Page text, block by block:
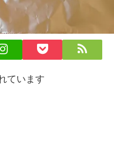
ています